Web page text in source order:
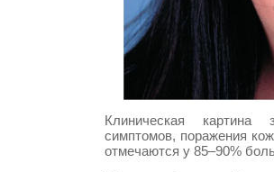
Клиническая картина
симптомов, поражения
отмечаются у 85–90%